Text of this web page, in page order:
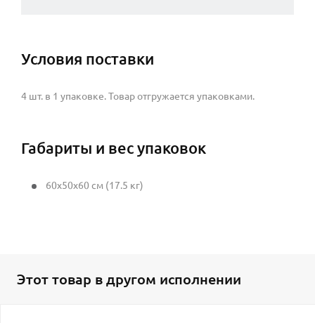
Условия поставки
4 шт. в 1 упаковке. Товар отгружается упаковками.
Габариты и вес упаковок
60x50x60 см (17.5 кг)
Этот товар в другом исполнении